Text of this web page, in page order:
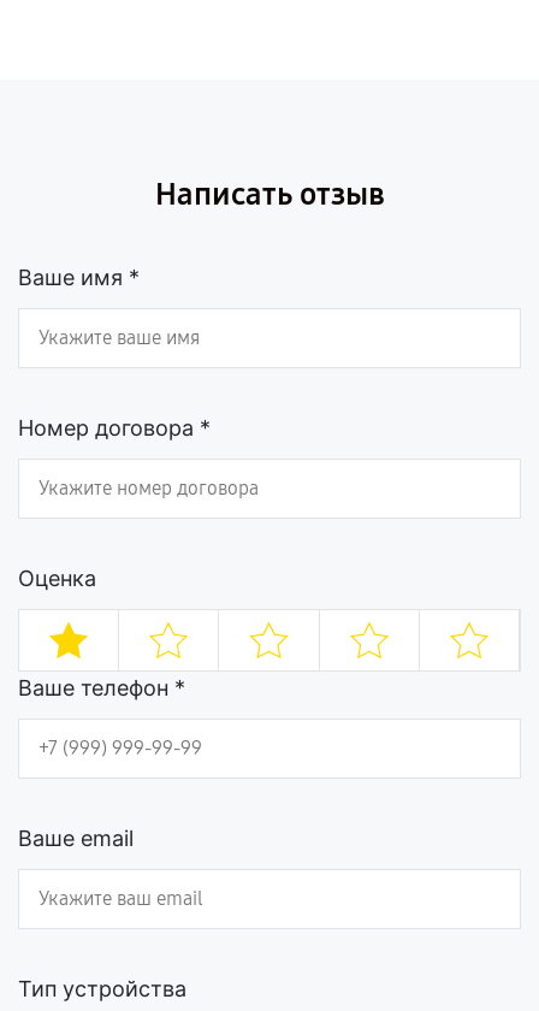
Написать отзыв
Ваше имя *
Номер договора *
Оценка
Ваше телефон *
Ваше email
Тип устройства